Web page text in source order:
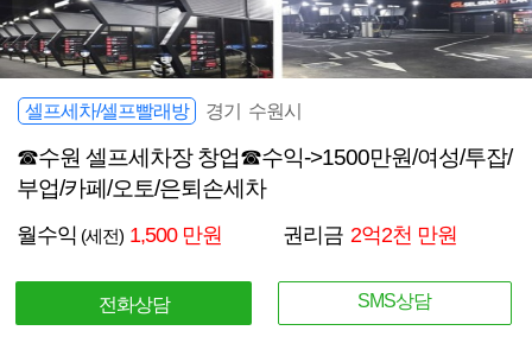
셀프세차/셀프빨래방 경기 수원시
☎수원 셀프세차장 창업☎수익->1500만원/여성/투잡/
부업/카페/오토/은퇴손세차
월수익 (세전) 1,500 만원 권리금 2억2천 만원
전화상담 SMS상담